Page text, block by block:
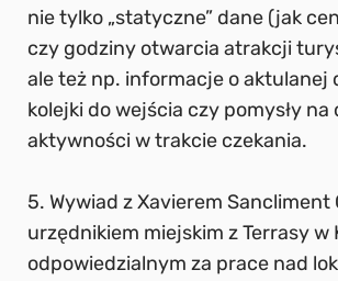
nie tylko „statyczne” dane (jak
czy godziny otwarcia atrakcji
ale też np. informacje o aktulanej
kolejki do wejścia czy pomysły
aktywności w trakcie czekania.
5. Wywiad z Xavierem Sancliment
urzędnikiem miejskim z Terrasy w
odpowiedzialnym za prace nad